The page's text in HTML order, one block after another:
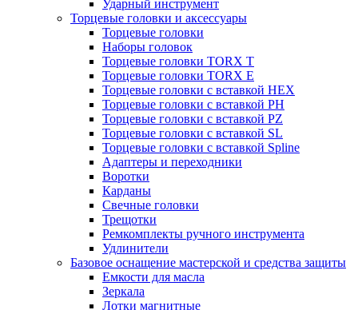
Ударный инструмент
Торцевые головки и аксессуары
Торцевые головки
Наборы головок
Торцевые головки TORX T
Торцевые головки TORX Е
Торцевые головки с вставкой HEX
Торцевые головки с вставкой PH
Торцевые головки с вставкой PZ
Торцевые головки с вставкой SL
Торцевые головки с вставкой Spline
Адаптеры и переходники
Воротки
Карданы
Свечные головки
Трещотки
Ремкомплекты ручного инструмента
Удлинители
Базовое оснащение мастерской и средства защиты
Емкости для масла
Зеркала
Лотки магнитные